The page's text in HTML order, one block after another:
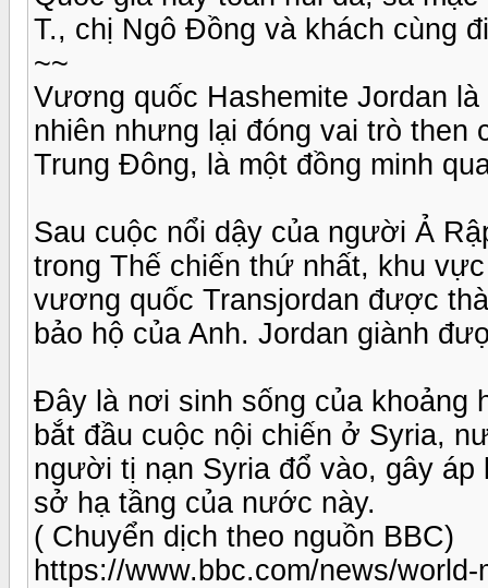
T., chị Ngô Đồng và khách cùng
~~
Vương quốc Hashemite Jordan
nhiên nhưng lại đóng vai trò then
Trung Đông, là một đồng minh
Sau cuộc nổi dậy của người Ả
trong Thế chiến thứ nhất, khu
vương quốc Transjordan được
bảo hộ của Anh. Jordan giành
Đây là nơi sinh sống của khoảng
bắt đầu cuộc nội chiến ở Syria,
người tị nạn Syria đổ vào, gây
sở hạ tầng của nước này.
( Chuyển dịch theo nguồn BBC)
https://www.bbc.com/news/